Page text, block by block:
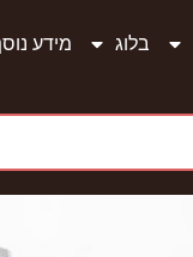
בלוג מידע